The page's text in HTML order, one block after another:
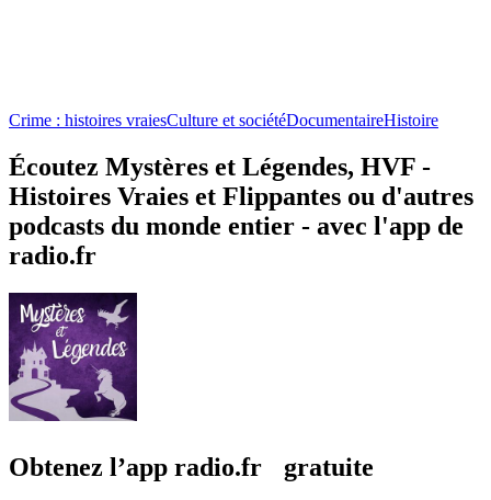
Crime : histoires vraiesCulture et sociétéDocumentaireHistoire
Écoutez Mystères et Légendes, HVF -
Histoires Vraies et Flippantes ou d'autres
podcasts du monde entier - avec l'app de
radio.fr
Obtenez l’app radio.fr gratuite